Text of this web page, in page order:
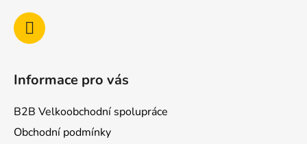
Informace pro vás
B2B Velkoobchodní spolupráce
Obchodní podmínky